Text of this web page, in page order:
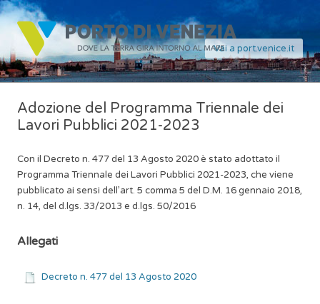
Vai a port.venice.it
Adozione del Programma Triennale dei
Lavori Pubblici 2021-2023
Con il Decreto n. 477 del 13 Agosto 2020 è stato adottato il
Programma Triennale dei Lavori Pubblici 2021-2023, che viene
pubblicato ai sensi dell’art. 5 comma 5 del D.M. 16 gennaio 2018,
n. 14, del d.lgs. 33/2013 e d.lgs. 50/2016
Allegati
Decreto n. 477 del 13 Agosto 2020